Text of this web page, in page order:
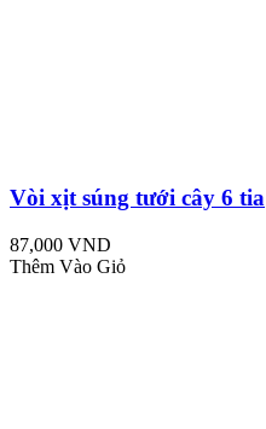
Vòi xịt súng tưới cây 6 tia
87,000 VND
Thêm Vào Giỏ